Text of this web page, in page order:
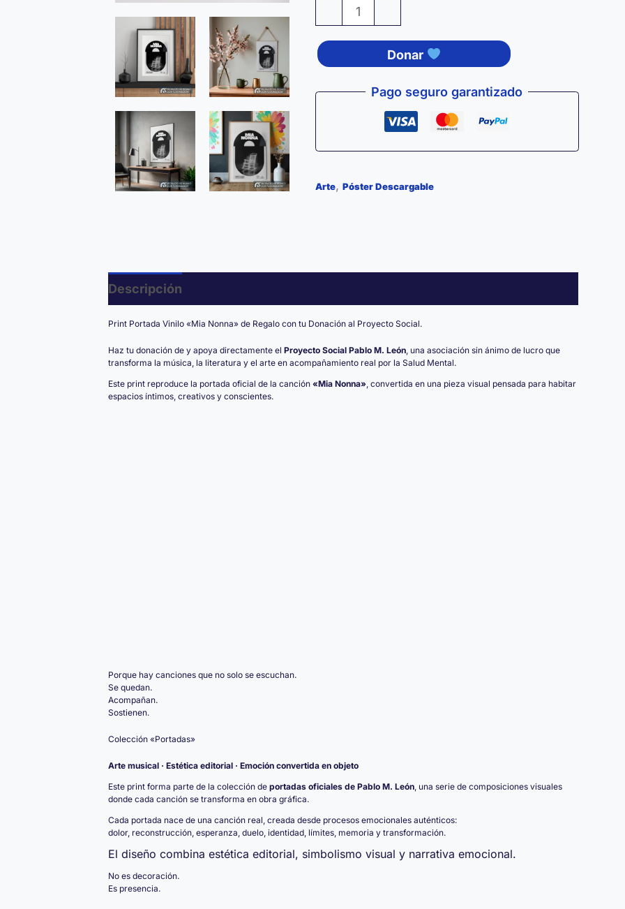
Portada
«Mia
Nonna»
Donar
Pago seguro garantizado
Arte, Póster Descargable
Descripción
Print Portada Vinilo «Mia Nonna» de Regalo con tu Donación al Proyecto Social.
Haz tu donación de y apoya directamente el Proyecto Social Pablo M. León, una asociación sin ánimo de lucro que
transforma la música, la literatura y el arte en acompañamiento real por la Salud Mental.
Este print reproduce la portada oficial de la canción «Mia Nonna», convertida en una pieza visual pensada para habitar
espacios íntimos, creativos y conscientes.
Porque hay canciones que no solo se escuchan.
Se quedan.
Acompañan.
Sostienen.
Colección «Portadas»
Arte musical · Estética editorial · Emoción convertida en objeto
Este print forma parte de la colección de portadas oficiales de Pablo M. León, una serie de composiciones visuales
donde cada canción se transforma en obra gráfica.
Cada portada nace de una canción real, creada desde procesos emocionales auténticos:
dolor, reconstrucción, esperanza, duelo, identidad, límites, memoria y transformación.
El diseño combina estética editorial, simbolismo visual y narrativa emocional.
No es decoración.
Es presencia.